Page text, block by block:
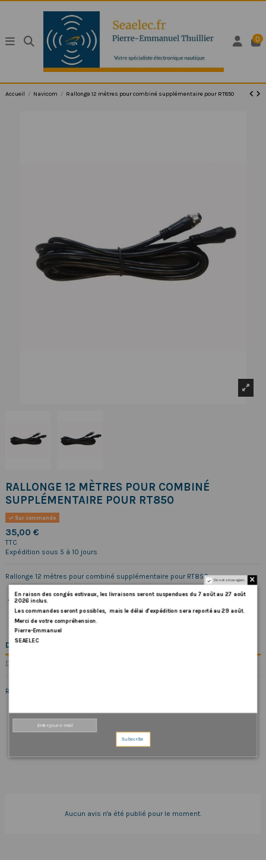
0
Accueil Navicom Rallonge 12 mètres pour combiné supplémentaire pour RT850
RALLONGE 12 MÈTRES POUR COMBINÉ
SUPPLÉMENTAIRE POUR RT850
Sur commande
35,00 €
TTC
Expédition sous 5 à 10 jours
Rallonge 12 mètres pour combiné supplémentaire pour RT850
DESCRIPTION
DÉTAILS DU PRODUIT
Rallonge 12 mètres pour combiné supplémentaire pour RT850
Aucun avis n'a été publié pour le moment.
Do not show again.
En raison des congés estivaux, les livraisons seront suspendues du 7 août au 27 août
2026 inclus.
Les commandes seront possibles, mais le délai d’expédition sera reporté au 29 août.
Merci de votre compréhension.
Pierre-Emmanuel
SEAELEC
Subscribe